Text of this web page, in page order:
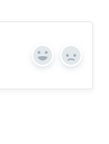
Yes No